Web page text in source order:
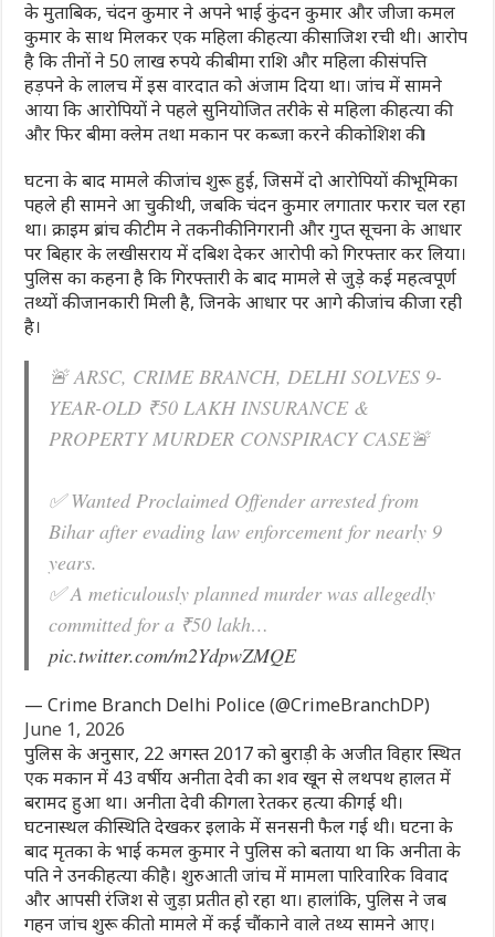
के मुताबिक, चंदन कुमार ने अपने भाई कुंदन कुमार और जीजा कमल
कुमार के साथ मिलकर एक महिला की हत्या की साजिश रची थी। आरोप
है कि तीनों ने 50 लाख रुपये की बीमा राशि और महिला की संपत्ति
हड़पने के लालच में इस वारदात को अंजाम दिया था। जांच में सामने
आया कि आरोपियों ने पहले सुनियोजित तरीके से महिला की हत्या की
और फिर बीमा क्लेम तथा मकान पर कब्जा करने की कोशिश की।
घटना के बाद मामले की जांच शुरू हुई, जिसमें दो आरोपियों की भूमिका
पहले ही सामने आ चुकी थी, जबकि चंदन कुमार लगातार फरार चल रहा
था। क्राइम ब्रांच की टीम ने तकनीकी निगरानी और गुप्त सूचना के आधार
पर बिहार के लखीसराय में दबिश देकर आरोपी को गिरफ्तार कर लिया।
पुलिस का कहना है कि गिरफ्तारी के बाद मामले से जुड़े कई महत्वपूर्ण
तथ्यों की जानकारी मिली है, जिनके आधार पर आगे की जांच की जा रही
है।
🚨 ARSC, CRIME BRANCH, DELHI SOLVES 9-
YEAR-OLD ₹50 LAKH INSURANCE &
PROPERTY MURDER CONSPIRACY CASE🚨
✅ Wanted Proclaimed Offender arrested from
Bihar after evading law enforcement for nearly 9
years.
✅ A meticulously planned murder was allegedly
committed for a ₹50 lakh…
pic.twitter.com/m2YdpwZMQE
— Crime Branch Delhi Police (@CrimeBranchDP)
June 1, 2026
पुलिस के अनुसार, 22 अगस्त 2017 को बुराड़ी के अजीत विहार स्थित
एक मकान में 43 वर्षीय अनीता देवी का शव खून से लथपथ हालत में
बरामद हुआ था। अनीता देवी की गला रेतकर हत्या की गई थी।
घटनास्थल की स्थिति देखकर इलाके में सनसनी फैल गई थी। घटना के
बाद मृतका के भाई कमल कुमार ने पुलिस को बताया था कि अनीता के
पति ने उनकी हत्या की है। शुरुआती जांच में मामला पारिवारिक विवाद
और आपसी रंजिश से जुड़ा प्रतीत हो रहा था। हालांकि, पुलिस ने जब
गहन जांच शुरू की तो मामले में कई चौंकाने वाले तथ्य सामने आए।